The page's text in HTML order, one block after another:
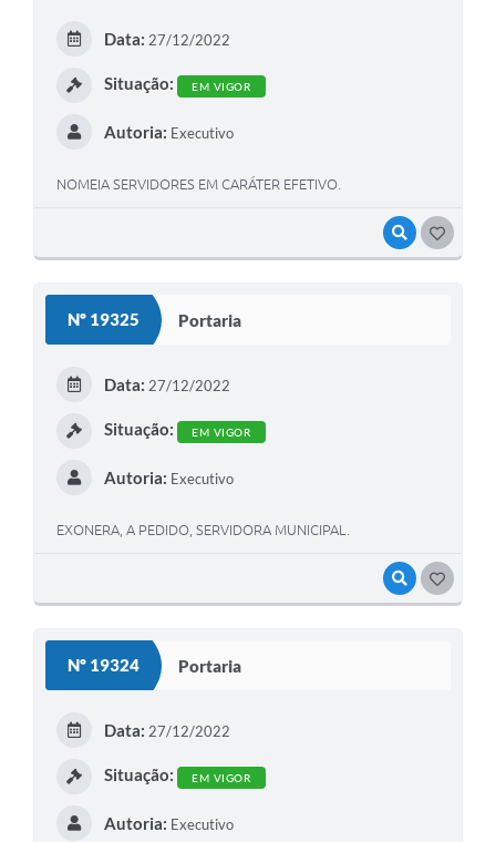
VISUALIZAR
Data: 27/12/2022
Situação: EM VIGOR
Autoria: Executivo
NOMEIA SERVIDORES EM CARÁTER EFETIVO.
Nº 19325 Portaria
VISUALIZAR
Data: 27/12/2022
Situação: EM VIGOR
Autoria: Executivo
EXONERA, A PEDIDO, SERVIDORA MUNICIPAL.
Nº 19324 Portaria
Data: 27/12/2022
Situação: EM VIGOR
Autoria: Executivo